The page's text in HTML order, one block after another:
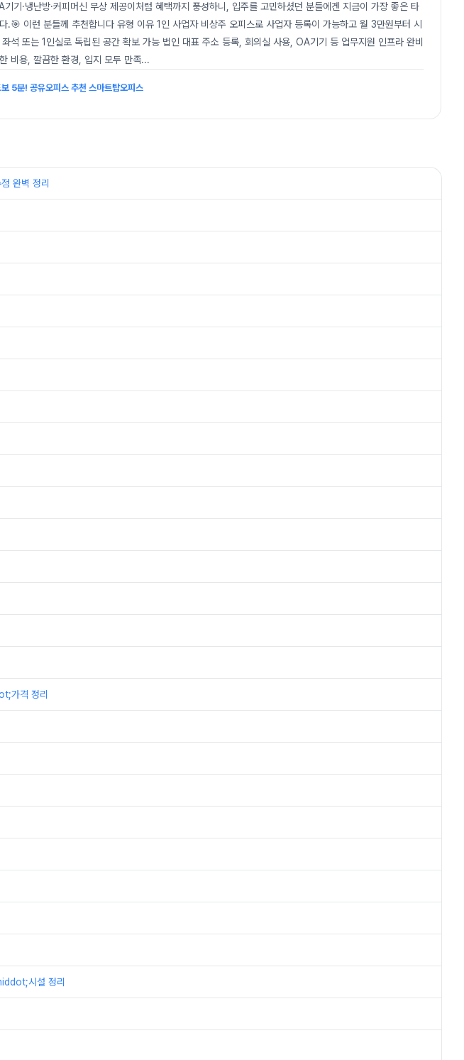
기기·냉난방·커피머신 무상 제공이처럼 혜택까지 풍성하니, 입주를 고민하셨던 분들에겐 지금이 가장 좋은 타
.🎯 이런 분들께 추천합니다 유형 이유 1인 사업자 비상주 오피스로 사업자 등록이 가능하고 월 3만원부터 시
석 또는 1인실로 독립된 공간 확보 가능 법인 대표 주소 등록, 회의실 사용, OA기기 등 업무지원 인프라 완비
비용, 깔끔한 환경, 입지 모두 만족...
5분! 공유오피스 추천 스마트탑오피스
완벽 정리
가격 정리
시설 정리